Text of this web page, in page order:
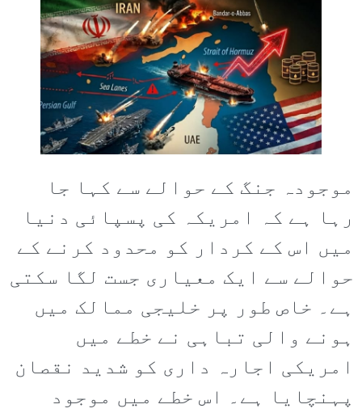
موجودہ جنگ کے حوالے سے کہا جا
رہا ہے کہ امریکہ کی پسپائی دنیا
میں اس کے کردار کو محدود کرنے کے
حوالے سے ایک معیاری جست لگا سکتی
ہے۔ خاص طور پر خلیجی ممالک میں
ہونے والی تباہی نے خطے میں
امریکی اجارہ داری کو شدید نقصان
پہنچایا ہے۔ اس خطے میں موجود